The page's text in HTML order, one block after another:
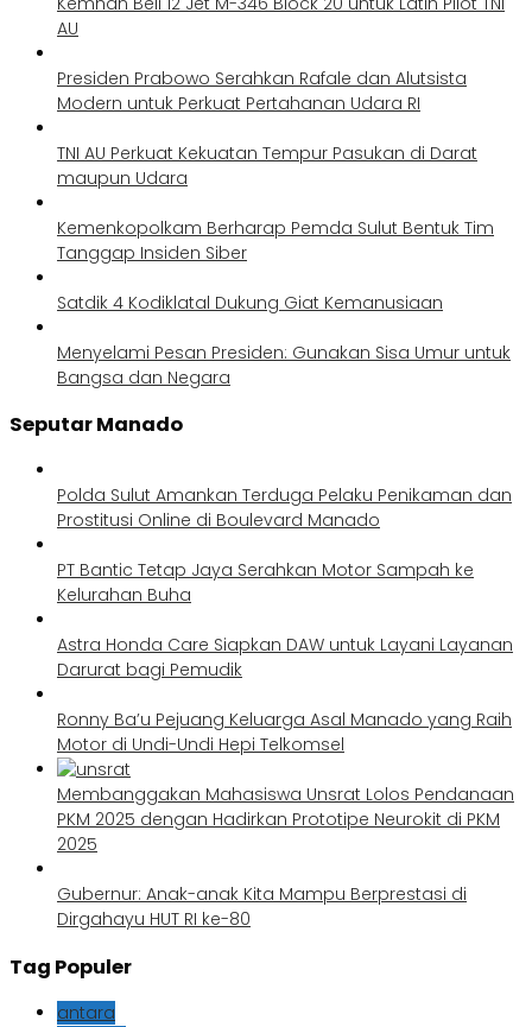
AU
Presiden Prabowo Serahkan Rafale dan Alutsista
Modern untuk Perkuat Pertahanan Udara RI
TNI AU Perkuat Kekuatan Tempur Pasukan di Darat
maupun Udara
Kemenkopolkam Berharap Pemda Sulut Bentuk Tim
Tanggap Insiden Siber
Satdik 4 Kodiklatal Dukung Giat Kemanusiaan
Menyelami Pesan Presiden: Gunakan Sisa Umur untuk
Bangsa dan Negara
Seputar Manado
Polda Sulut Amankan Terduga Pelaku Penikaman dan
Prostitusi Online di Boulevard Manado
PT Bantic Tetap Jaya Serahkan Motor Sampah ke
Kelurahan Buha
Astra Honda Care Siapkan DAW untuk Layani Layanan
Darurat bagi Pemudik
Ronny Ba’u Pejuang Keluarga Asal Manado yang Raih
Motor di Undi-Undi Hepi Telkomsel
Membanggakan Mahasiswa Unsrat Lolos Pendanaan
PKM 2025 dengan Hadirkan Prototipe Neurokit di PKM
2025
Gubernur: Anak-anak Kita Mampu Berprestasi di
Dirgahayu HUT RI ke-80
Tag Populer
antara